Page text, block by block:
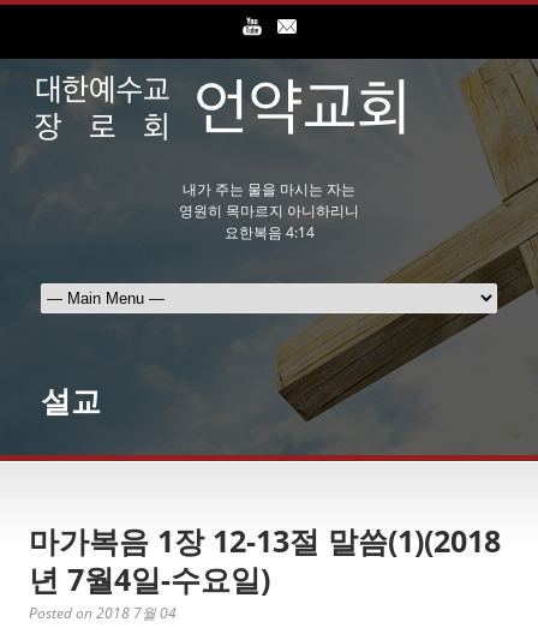
내가 주는 물을 마시는 자는
영원히 목마르지 아니하리니
요한복음 4:14
설교
마가복음 1장 12-13절 말씀(1)(2018
년 7월4일-수요일)
Posted on 2018 7월 04